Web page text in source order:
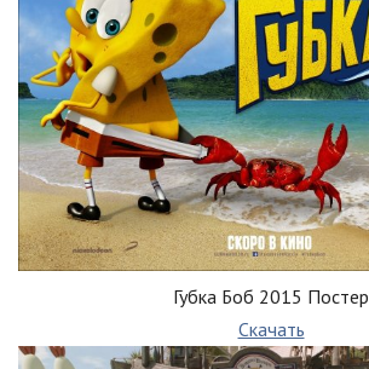
Губка Боб 2015 Постер
Скачать